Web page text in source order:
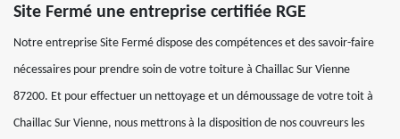
Site Fermé une entreprise certifiée RGE
Notre entreprise Site Fermé dispose des compétences et des savoir-faire
nécessaires pour prendre soin de votre toiture à Chaillac Sur Vienne
87200. Et pour effectuer un nettoyage et un démoussage de votre toit à
Chaillac Sur Vienne, nous mettrons à la disposition de nos couvreurs les